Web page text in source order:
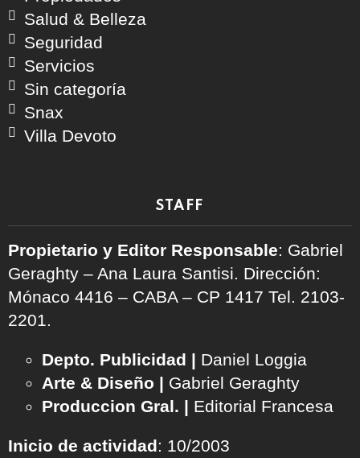
Salud & Belleza
Seguridad
Servicios
Sin categoría
Snax
Villa Devoto
STAFF
Propietario y Editor Responsable: Gabriel
Geraghty – Ana Laura Santisi. Dirección:
Mónaco 4416 – CABA – CP 1417 Tel. 2103-
2201.
Depto. Publicidad | Daniel Loggia
Arte & Diseño | Gabriel Geraghty
Produccion Gral. | Editorial Francesa
Inicio de actividad: 10/2003